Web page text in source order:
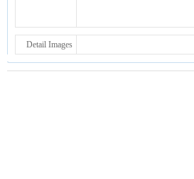
Detail Images